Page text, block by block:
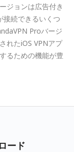
ジョンは広告付き
接続できるいくつ
Proバージ
れたiOS VPNアプ
るための機能が豊
ード